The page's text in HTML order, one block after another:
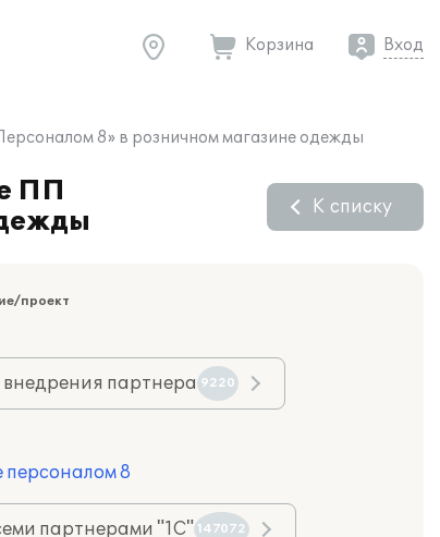
Корзина Вход
8» в розничном магазине одежды
ПП
К списку
проект
внедрения партнера 9220
персоналом 8
партнерами "1С" 147072